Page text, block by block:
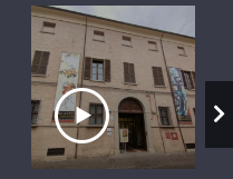
Ascolta il